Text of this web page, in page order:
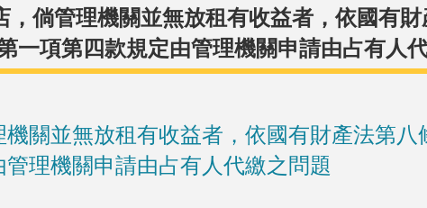
倘管理機關並無放租有收益者，依國有
一項第四款規定由管理機關申請由占有人
關並無放租有收益者，依國有財產法第
理機關申請由占有人代繳之問題